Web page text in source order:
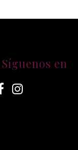
Síguenos en